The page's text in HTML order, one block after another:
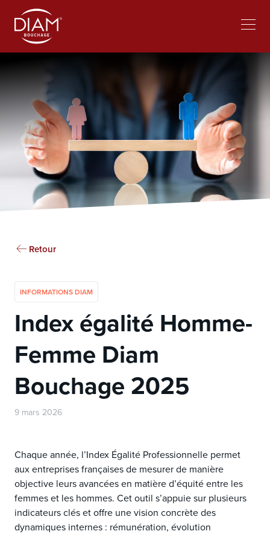
language
Retour
INFORMATIONS DIAM
Index égalité Homme-
Femme Diam
Bouchage 2025
9 mars 2026
Chaque année, l’Index Égalité Professionnelle permet
aux entreprises françaises de mesurer de manière
objective leurs avancées en matière d’équité entre les
femmes et les hommes. Cet outil s’appuie sur plusieurs
indicateurs clés et offre une vision concrète des
dynamiques internes : rémunération, évolution